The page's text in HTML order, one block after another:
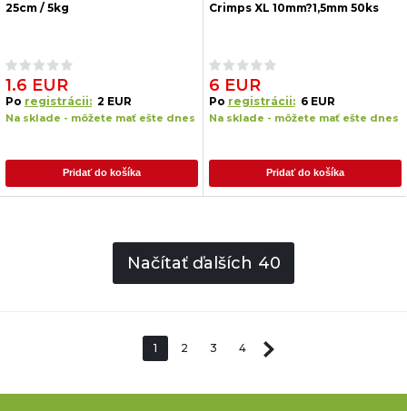
25cm / 5kg
1.6 EUR
Po registrácii: 2 EUR
Na sklade - môžete mať ešte dnes
Pridať do košíka
Crimps XL 10mm?1,5mm 50ks
6 EUR
Po registrácii: 6 EUR
Na sklade - môžete mať ešte dnes
Pridať do košíka
Načítať ďalších 40
1 2 3 4